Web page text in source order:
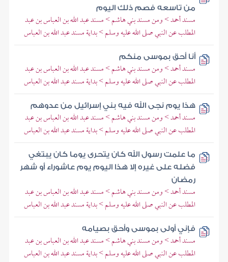
من تاسعه فصم ذلك اليوم
مسند أحمد > ومن مسند بني هاشم > مسند عبد الله بن العباس بن عبد
المطلب عن النبي صلى الله عليه وسلم > بداية مسند عبد الله بن العباس
أنا أحق بموسى منكم
مسند أحمد > ومن مسند بني هاشم > مسند عبد الله بن العباس بن عبد
المطلب عن النبي صلى الله عليه وسلم > بداية مسند عبد الله بن العباس
هذا يوم نجى الله فيه بني إسرائيل من عدوهم
مسند أحمد > ومن مسند بني هاشم > مسند عبد الله بن العباس بن عبد
المطلب عن النبي صلى الله عليه وسلم > بداية مسند عبد الله بن العباس
ما علمت رسول الله كان يتحرى يوما كان يبتغي
فضله على غيره إلا هذا اليوم يوم عاشوراء أو شهر
رمضان
مسند أحمد > ومن مسند بني هاشم > مسند عبد الله بن العباس بن عبد
المطلب عن النبي صلى الله عليه وسلم > بداية مسند عبد الله بن العباس
فإني أولى بموسى وأحق بصيامه
مسند أحمد > ومن مسند بني هاشم > مسند عبد الله بن العباس بن عبد
المطلب عن النبي صلى الله عليه وسلم > بداية مسند عبد الله بن العباس